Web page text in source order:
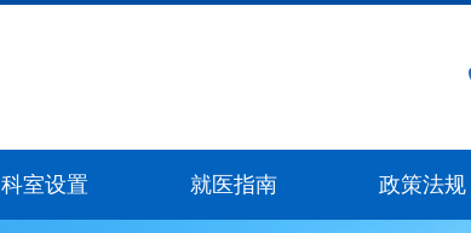
科室设置 就医指南 政策法规